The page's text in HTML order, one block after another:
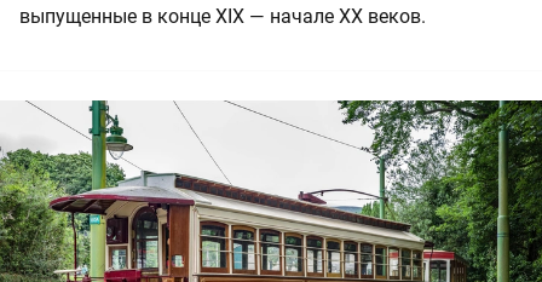
выпущенные в конце XIX — начале XX веков.